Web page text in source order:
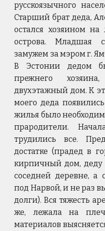
русскоязычного
Старший брат деда,
остался хозяином на
острова. Младшая
замужем за мэром г.
В Эстонии дедом
прежнего
двухэтажный дом. К
моего деда
жилья было
прародители.
трудились все.
достатке (прадед в
кирпичный дом,
соседней деревне,
под Нарвой, и не раз
долги). Вся тяжесть
же, лежала на
материалов